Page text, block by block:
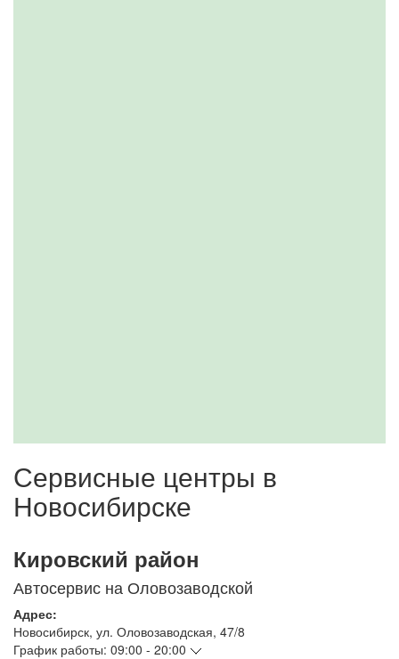
Сервисные центры в
Новосибирске
Кировский район
Автосервис на Оловозаводской
Адрес:
Новосибирск, ул. Оловозаводская, 47/8
График работы: 09:00 - 20:00